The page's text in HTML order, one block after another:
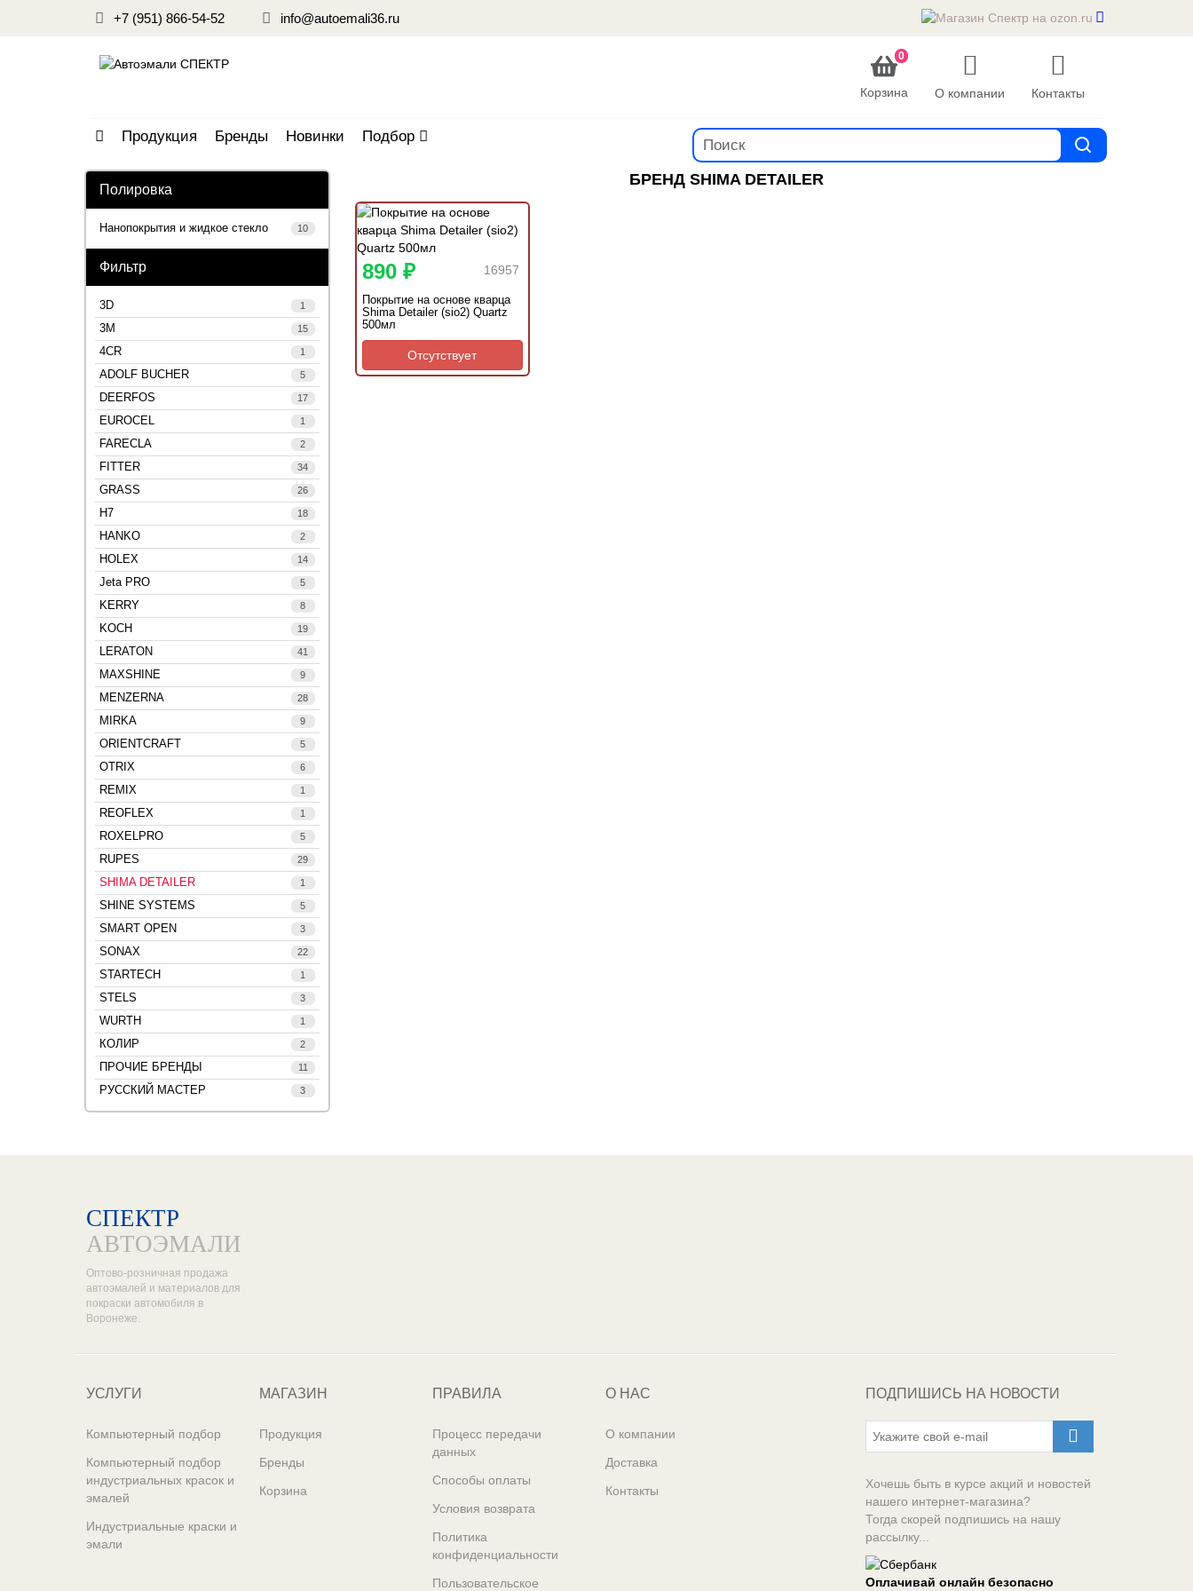
+7 (951) 866-54-52 info@autoemali36.ru
0
Корзина О компании Контакты
Продукция Бренды Новинки Подбор
Полировка
Нанопокрытия и жидкое стекло 10
Фильтр
3D 1
3М 15
4CR 1
ADOLF BUCHER 5
DEERFOS 17
EUROCEL 1
FARECLA 2
FITTER 34
GRASS 26
H7 18
HANKO 2
HOLEX 14
Jeta PRO 5
KERRY 8
KOCH 19
LERATON 41
MAXSHINE 9
MENZERNA 28
MIRKA 9
ORIENTCRAFT 5
OTRIX 6
REMIX 1
REOFLEX 1
ROXELPRO 5
RUPES 29
SHIMA DETAILER 1
SHINE SYSTEMS 5
SMART OPEN 3
SONAX 22
STARTECH 1
STELS 3
WURTH 1
КОЛИР 2
ПРОЧИЕ БРЕНДЫ 11
РУССКИЙ МАСТЕР 3
БРЕНД SHIMA DETAILER
16957
890 ₽
Покрытие на основе кварца
Shima Detailer (sio2) Quartz
500мл
Отсутствует
СПЕКТР
АВТОЭМАЛИ
Оптово-розничная продажа
автоэмалей и материалов для
покраски автомобиля в
Воронеже.
УСЛУГИ
Компьютерный подбор
Компьютерный подбор
индустриальных красок и
эмалей
Индустриальные краски и
эмали
МАГАЗИН
Продукция
Бренды
Корзина
ПРАВИЛА
Процесс передачи
данных
Способы оплаты
Условия возврата
Политика
конфиденциальности
Пользовательское
О НАС
О компании
Доставка
Контакты
ПОДПИШИСЬ НА НОВОСТИ
Хочешь быть в курсе акций и новостей
нашего интернет-магазина?
Тогда скорей подпишись на нашу
рассылку...
Оплачивай онлайн безопасно